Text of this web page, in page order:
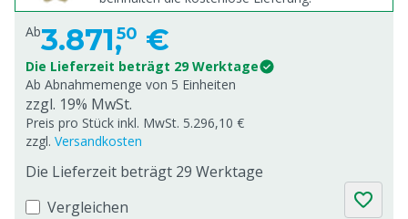
Ab3.871,50 €
Die Lieferzeit beträgt 29 Werktage
Ab Abnahmemenge von 5 Einheiten
zzgl. 19% MwSt.
Preis pro Stück inkl. MwSt. 5.296,10 €
zzgl. Versandkosten
Die Lieferzeit beträgt 29 Werktage
Vergleichen